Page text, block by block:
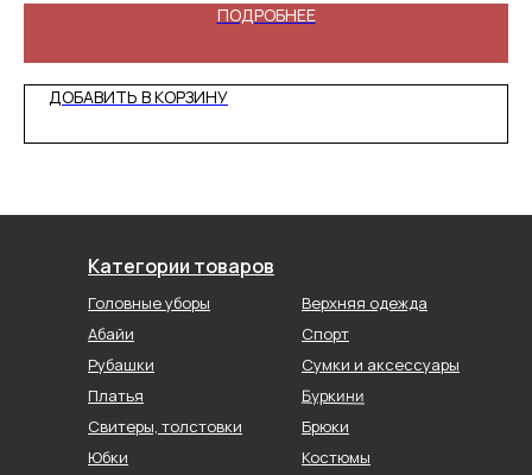
ПОДРОБНЕЕ
ДОБАВИТЬ В КОРЗИНУ
Категории товаров
Головные уборы
Абайи
Рубашки
Спорт
Верхняя одежда
Сумки и аксессуары
Юбки
Брюки
Платья
Свитеры, толстовки
Буркини
Костюмы